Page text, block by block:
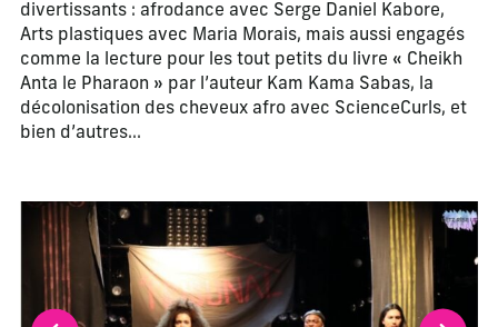
divertissants : afrodance avec Serge Daniel Kabore,
Arts plastiques avec Maria Morais, mais aussi engagés
comme la lecture pour les tout petits du livre « Cheikh
Anta le Pharaon » par l’auteur Kam Kama Sabas, la
décolonisation des cheveux afro avec ScienceCurls, et
bien d’autres…
La modification de la diapositive actuelle de ce